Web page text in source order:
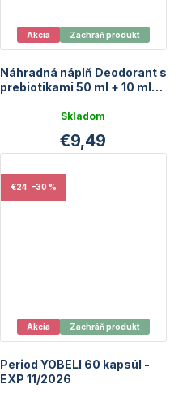
Akcia Zachráň produkt
Náhradná náplň Deodorant s
prebiotikami 50 ml + 10 ml
Priemerné
produktu
je
Skladom
€9,49
Akcia Zachráň produkt
€24 –30 %
Period YOBELI 60 kapsúl -
EXP 11/2026